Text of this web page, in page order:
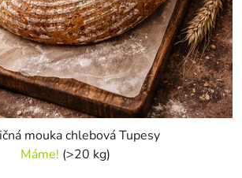
mouka chlebová Tupesy
Máme! (>20 kg)